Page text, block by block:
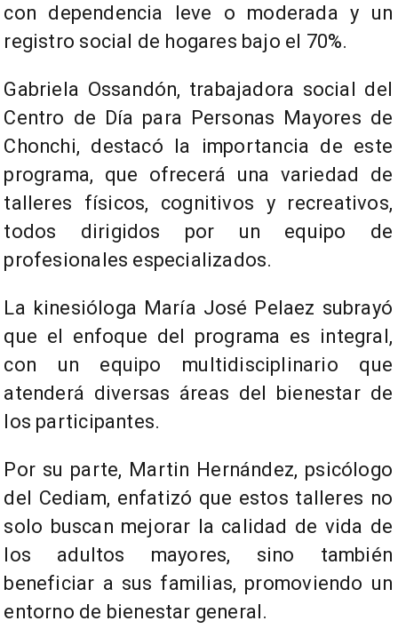
con dependencia leve o moderada y un
registro social de hogares bajo el 70%.
Gabriela Ossandón, trabajadora social del
Centro de Día para Personas Mayores de
Chonchi, destacó la importancia de este
programa, que ofrecerá una variedad de
talleres físicos, cognitivos y recreativos,
todos dirigidos por un equipo de
profesionales especializados.
La kinesióloga María José Pelaez subrayó
que el enfoque del programa es integral,
con un equipo multidisciplinario que
atenderá diversas áreas del bienestar de
los participantes.
Por su parte, Martin Hernández, psicólogo
del Cediam, enfatizó que estos talleres no
solo buscan mejorar la calidad de vida de
los adultos mayores, sino también
beneficiar a sus familias, promoviendo un
entorno de bienestar general.